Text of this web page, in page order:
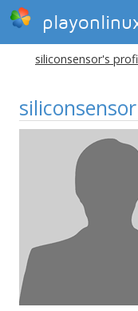
siliconsensor's
siliconsensor